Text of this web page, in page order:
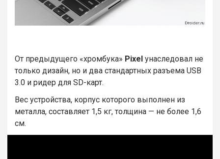
От предыдущего «хромбука» Pixel унаследовал не
только дизайн, но и два стандартных разъема USB
3.0 и ридер для SD-карт.
Вес устройства, корпус которого выполнен из
металла, составляет 1,5 кг, толщина — не более 1,6
см.